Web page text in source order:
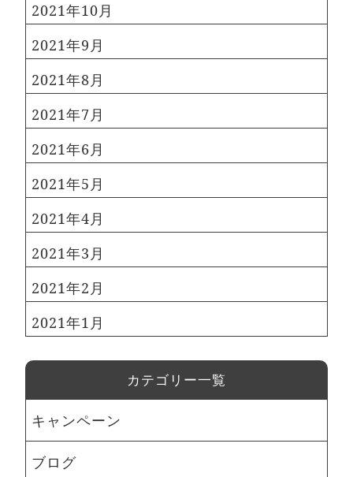
2021年10月
2021年9月
2021年8月
2021年7月
2021年6月
2021年5月
2021年4月
2021年3月
2021年2月
2021年1月
カテゴリー一覧
キャンペーン
ブログ